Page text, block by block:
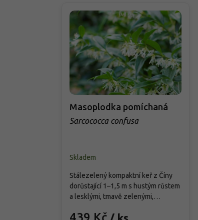
Masoplodka pomíchaná
Sarcococca confusa
Skladem
Stálezelený kompaktní keř z Číny
dorůstající 1–1,5 m s hustým růstem
a lesklými, tmavě zelenými,
Od ledna do března kvete drobnými